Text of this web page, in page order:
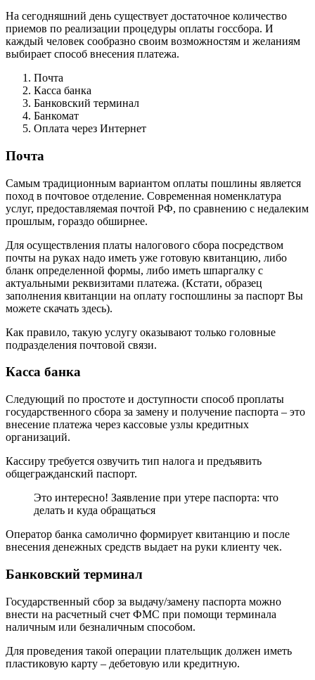
На сегодняшний день существует достаточное количество
приемов по реализации процедуры оплаты госсбора. И
каждый человек сообразно своим возможностям и желаниям
выбирает способ внесения платежа.
Почта
Касса банка
Банковский терминал
Банкомат
Оплата через Интернет
Почта
Самым традиционным вариантом оплаты пошлины является
поход в почтовое отделение. Современная номенклатура
услуг, предоставляемая почтой РФ, по сравнению с недалеким
прошлым, гораздо обширнее.
Для осуществления платы налогового сбора посредством
почты на руках надо иметь уже готовую квитанцию, либо
бланк определенной формы, либо иметь шпаргалку с
актуальными реквизитами платежа. (Кстати, образец
заполнения квитанции на оплату госпошлины за паспорт Вы
можете скачать здесь).
Как правило, такую услугу оказывают только головные
подразделения почтовой связи.
Касса банка
Следующий по простоте и доступности способ проплаты
государственного сбора за замену и получение паспорта – это
внесение платежа через кассовые узлы кредитных
организаций.
Кассиру требуется озвучить тип налога и предъявить
общегражданский паспорт.
Это интересно! Заявление при утере паспорта: что
делать и куда обращаться
Оператор банка самолично формирует квитанцию и после
внесения денежных средств выдает на руки клиенту чек.
Банковский терминал
Государственный сбор за выдачу/замену паспорта можно
внести на расчетный счет ФМС при помощи терминала
наличным или безналичным способом.
Для проведения такой операции плательщик должен иметь
пластиковую карту – дебетовую или кредитную.